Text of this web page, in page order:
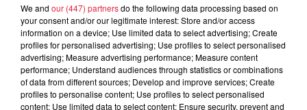
Et découvrez icile calendrier des vacances scolaires
des petits alsaciens.
Publié : 30 août 2024 à 14h54 - Modifié : 30 octobre 2025 à
We and our (447) partnersdo the following data processing based on
your consent and/or our legitimate interest: Store and/or access
information on a device; Use limited data to select advertising; Create
profiles for personalised advertising; Use profiles to select personalised
advertising; Measure advertising performance; Measure content
performance; Understand audiences through statistics or combinations
of data from different sources; Develop and improve services; Create
profiles to personalise content; Use profiles to select personalised
content; Use limited data to select content; Ensure security, prevent and